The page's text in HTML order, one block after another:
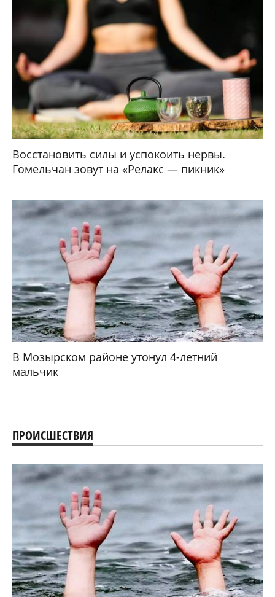
Восстановить силы и успокоить нервы.
Гомельчан зовут на «Релакс — пикник»
В Мозырском районе утонул 4-летний
мальчик
ПРОИСШЕСТВИЯ